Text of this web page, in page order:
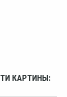
КАРТИНЫ: